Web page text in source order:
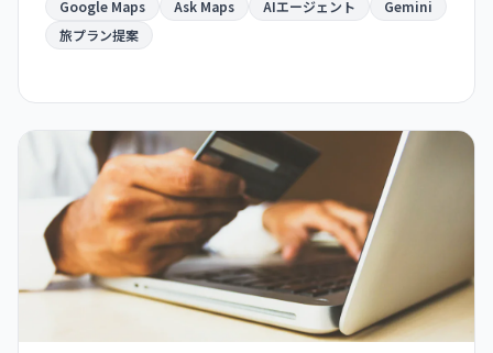
画がより便利になります。
Google Maps Ask Maps AIエージェント
Gemini
旅プラン提案